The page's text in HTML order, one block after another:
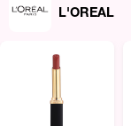
● ปริมาณที่แนะนำ ควร
L'OREAL